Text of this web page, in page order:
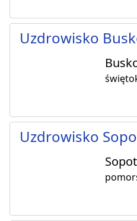
Uzdrowisko
Uzdrowisko
Sopot